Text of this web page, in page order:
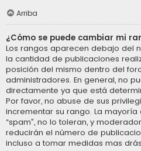
Arriba
¿Cómo se puede cambiar mi
Los rangos aparecen debajo del
la cantidad de publicaciones
posición del mismo dentro del
administradores. En general, no
directamente ya que está
Por favor, no abuse de sus
incrementar su rango. La
“spam”, no lo toleran, y
reducirán el número de
incluso a tomar medidas mas